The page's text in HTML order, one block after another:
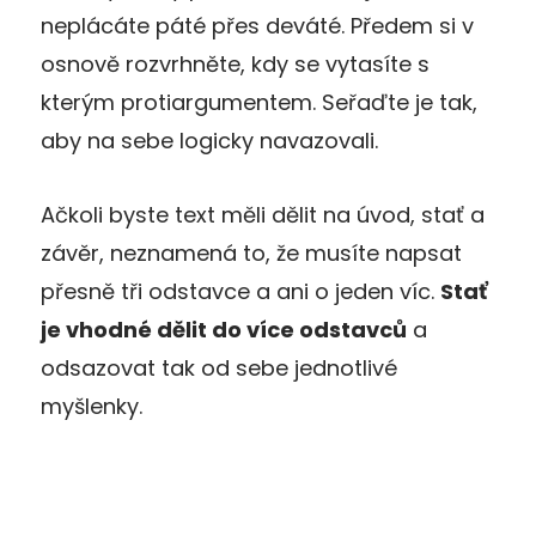
neplácáte páté přes deváté. Předem si v
osnově rozvrhněte, kdy se vytasíte s
kterým protiargumentem. Seřaďte je tak,
aby na sebe logicky navazovali.
Ačkoli byste text měli dělit na úvod, stať a
závěr, neznamená to, že musíte napsat
přesně tři odstavce a ani o jeden víc. Stať
je vhodné dělit do více odstavců a
odsazovat tak od sebe jednotlivé
myšlenky.